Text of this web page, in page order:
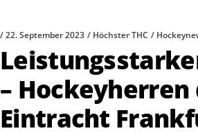
22. September 2023 Höchster THC
–
Eintracht